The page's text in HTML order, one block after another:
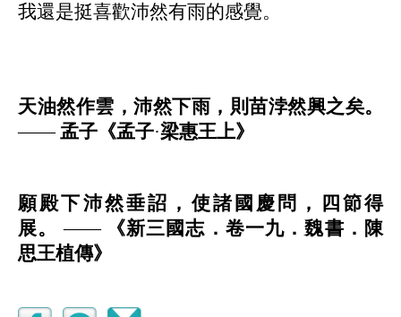
我還是挺喜歡沛然有雨的感覺。
天油然作雲，沛然下雨，則苗浡然興之矣。
——孟子《孟子·梁惠王上》
願殿下沛然垂詔，使諸國慶問，四節得
展。
——
《新三國志．卷一九．魏書．陳
思王植傳》